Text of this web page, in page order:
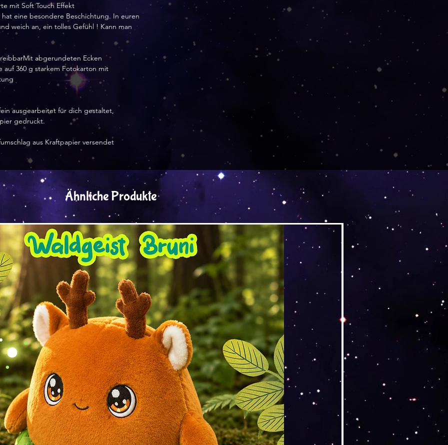
mit Soft Touch Effekt
eine besondere Beschichtung. In euren
weich an, ein tolles Gefühl ! Kann man
abgerundeten Ecken
auf 360 g starkem Fotokarton mit
ausgearbeitet für dich gestaltet,
gedruckt.
aus Kraftpapier versendet
Ähnliche Produkte
Versand by DruckGuru